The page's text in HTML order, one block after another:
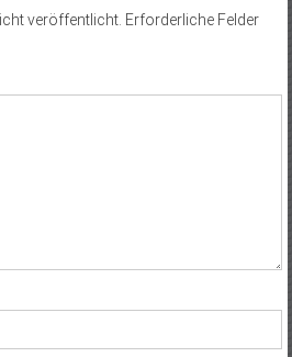
veröffentlicht. Erforderliche Felder